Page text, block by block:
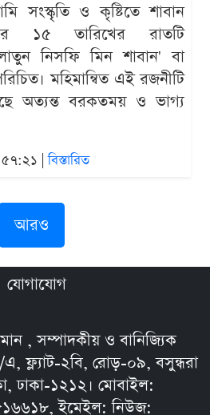
সংস্কৃতি ও কৃষ্টিতে শাবান
১৫ তারিখের রাতটি
নিসফি মিন শাবান' বা
মহিমান্বিত এই রজনীটি
অত্যন্ত বরকতময় ও ভাগ্য
|বিস্তারিত
আরও
যোগাযোগ
, সম্পাদকীয় ও বানিজ্যিক
ফ্ল্যাট-২বি, রোড়-০৯, বসুন্ধরা
ঢাকা-১২১২। মোবাইল:
ইমেইল: নিউজ: